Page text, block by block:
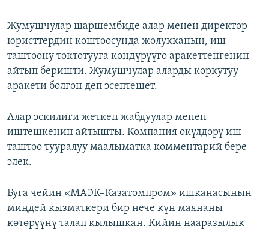
Жумушчулар шаршембиде алар менен директор
юристтердин коштоосунда жолукканын, иш
таштоону токтотууга көндүрүүгө аракеттенгенин
айтып беришти. Жумушчулар аларды коркутуу
аракети болгон деп эсептешет.
Алар эскилиги жеткен жабдуулар менен
иштешкенин айтышты. Компания өкүлдөрү иш
таштоо тууралуу маалыматка комментарий бере
элек.
Буга чейин «МАЭК–Казатомпром» ишканасынын
миңдей кызматкери бир нече күн маянаны
көтөрүүнү талап кылышкан. Кийин нааразылык